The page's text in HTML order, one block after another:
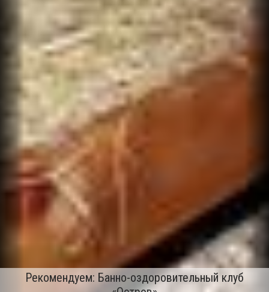
Рекомендуем: Банно-оздоровительный клуб